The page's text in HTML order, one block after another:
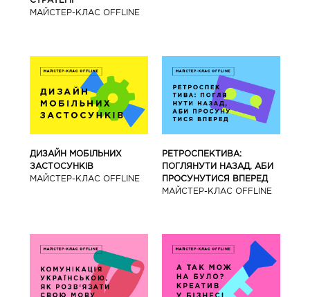
МАЙCТЕР-КЛАС OFFLINE
ДИЗАЙН МОБІЛЬНИХ
ЗАСТОСУНКІВ
МАЙCТЕР-КЛАС OFFLINE
РЕТРОСПЕКТИВА:
ПОГЛЯНУТИ НАЗАД, АБИ
ПРОСУНУТИСЯ ВПЕРЕД
МАЙCТЕР-КЛАС OFFLINE